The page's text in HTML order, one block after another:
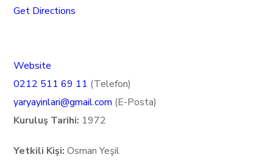
Get Directions
Website
0212 511 69 11 (Telefon)
yaryayinlari@gmail.com (E-Posta)
Kuruluş Tarihi: 1972
Yetkili Kişi: Osman Yeşil